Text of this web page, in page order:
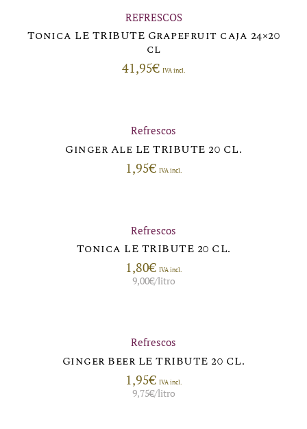
REFRESCOS
Tonica LE TRIBUTE Grapefruit caja 24×20
cl
41,95€ IVA incl.
Refrescos
Ginger Ale LE TRIBUTE 20 CL.
1,95€ IVA incl.
Refrescos
Tonica LE TRIBUTE 20 CL.
1,80€ IVA incl.
9,00€/litro
Refrescos
Ginger Beer LE TRIBUTE 20 CL.
1,95€ IVA incl.
9,75€/litro